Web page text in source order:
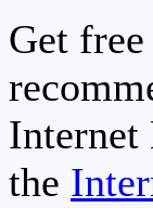
Get
Internet
the